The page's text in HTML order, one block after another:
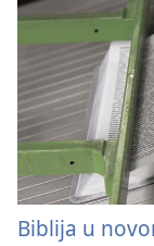
Biblija u